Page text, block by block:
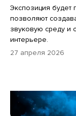
Экспозиция будет
позволяют
звуковую среду и
интерьере.
27 апреля 2026